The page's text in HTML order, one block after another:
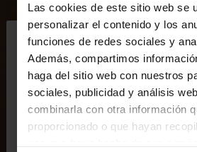
Las cookies de este sitio web se
personalizar el contenido y los
funciones de redes sociales y
Además, compartimos
haga del sitio web con nuestros
sociales, publicidad y análisis
combinarla con otra información
proporcionado o que hayan
hola
Estás accediendo a la web de
la web de United States?